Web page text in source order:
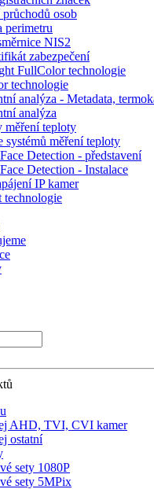
osob
perimetru
NIS2
zabezpečení
FullColor technologie
technologie
analýza - Metadata,
analýza
měření teploty
systémů měření teploty
Detection - představení
Detection - Instalace
IP kamer
technologie
AHD, TVI, CVI kamer
ostatní
sety 1080P
sety 5MPix